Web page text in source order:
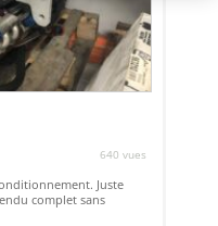
640 vues
Juste
complet sans